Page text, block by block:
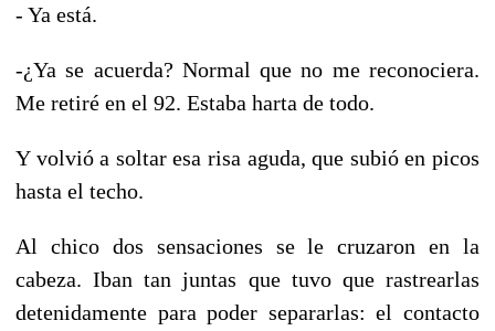
- Ya está.
-¿Ya se acuerda? Normal que no me reconociera.
Me retiré en el 92. Estaba harta de todo.
Y volvió a soltar esa risa aguda, que subió en picos
hasta el techo.
Al chico dos sensaciones se le cruzaron en la
cabeza. Iban tan juntas que tuvo que rastrearlas
detenidamente para poder separarlas: el contacto